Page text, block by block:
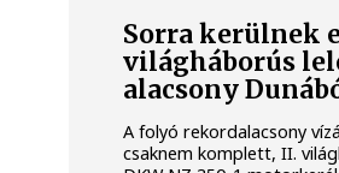
Sorra kerülnek
világháborús
alacsony
A folyó rekordalacsony
csaknem komplett, II.